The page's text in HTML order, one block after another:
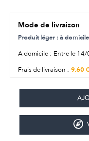
Mode de livraison
Produit léger : à
A domicile : Entre le
Frais de livraison : 9,60 €